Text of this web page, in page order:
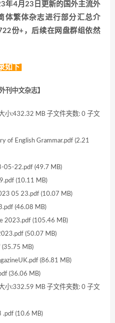
年4月23日更新的国外主流外
体繁体杂志进行部分汇总介
份+，后续在网盘群组依然
如下
中文杂志】
:432.32 MB 子文件夹数: 0 子文
of English Grammar.pdf (2.21
05-22.pdf (49.7 MB)
(10.11 MB)
05 23.pdf (10.07 MB)
(46.08 MB)
2023.pdf (105.46 MB)
(50.07 MB)
MB)
(86.81 MB)
(36.06 MB)
:332.59 MB 子文件夹数: 0 子文
(10.6 MB)